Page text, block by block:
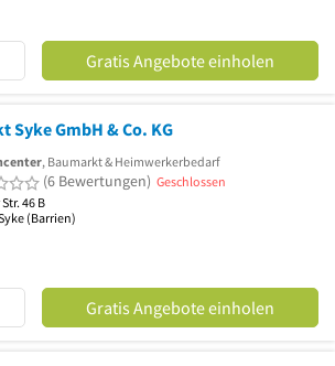
Gratis Angebote einholen
Syke GmbH & Co. KG
, Baumarkt & Heimwerkerbedarf
2 von 5 Sternen
(6 Bewertungen) Geschlossen
46 B
(Barrien)
Gratis Angebote einholen